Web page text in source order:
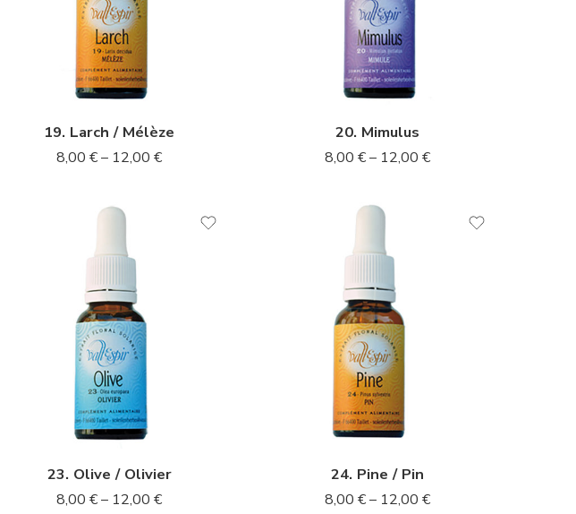
19. Larch / Mélèze
8,00 €– 12,00 €
20. Mimulus
8,00 €– 12,00 €
23. Olive / Olivier
8,00 €– 12,00 €
24. Pine / Pin
8,00 €– 12,00 €